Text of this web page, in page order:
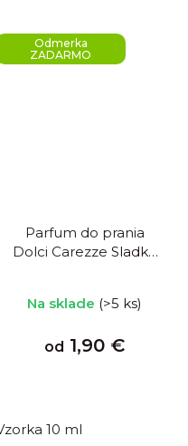
500 ml
Odmerka
ZADARMO
Parfum do prania
Dolci Carezze Sladké
Na sklade (>5 ks)
od 1,90 €
10 ml